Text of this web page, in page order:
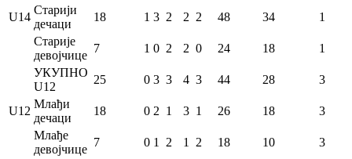
U14
Старији
дечаци
18 1 3 2 2 2 48 34
1
Старије
девојчице
7 1 0 2 2 0 24 18 1
U12
УКУПНО
U12
25 0 3 3 4 3 44 28
3
Млађи
дечаци
18 0 2 1 3 1 26 18
3
Млађе
девојчице
7 0 1 2 1 2 18 10 3